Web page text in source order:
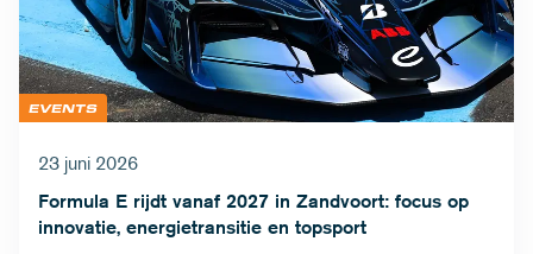
EVENTS
23 juni 2026
Formula E rijdt vanaf 2027 in Zandvoort: focus op
innovatie, energietransitie en topsport